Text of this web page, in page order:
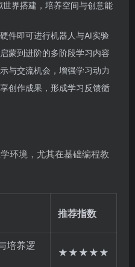
界搭建，培养空间与创意能
件即可进行机器人与AI实验
蒙到进阶的多阶段学习内容
与交流机会，增强学习动力
创作成果，形成学习反馈循
环境，尤其在基础编程教
推荐指数
培养逻
★★★★★